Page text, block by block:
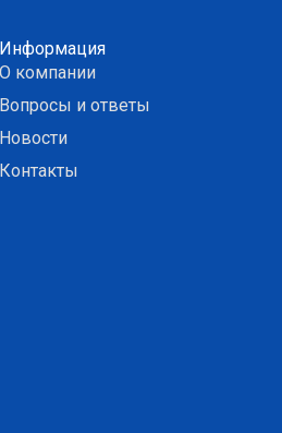
Информация
О компании
Вопросы и ответы
Новости
Контакты